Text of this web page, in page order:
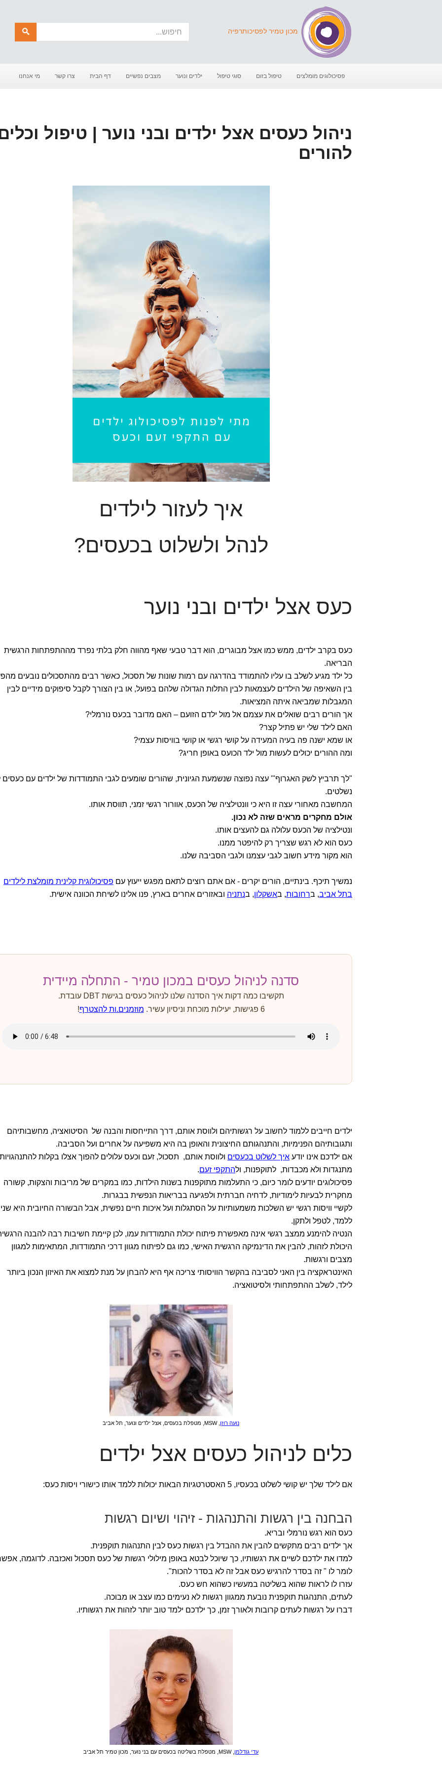
מכון טמיר לפסיכותרפיה
חיפוש
פסיכולוגים מומלצים טיפול בזום סוגי טיפול ילדים ונוער מצבים נפשיים דף הבית צרו קשר מי אנחנו
ניהול כעסים אצל ילדים ובני נוער | טיפול
להורים
איך לעזור לילדים
לנהל ולשלוט בכעסים?
כעס אצל ילדים ובני נוער
כעס בקרב ילדים, ממש כמו אצל מבוגרים, הוא דבר טבעי שאף מהווה חלק בלתי נפרד מההתפתחות הרגשית
הבריאה.
כל ילד מגיע לשלב בו עליו להתמודד בהדרגה עם רמות שונות של תסכול, כאשר רבים מהתסכולים נובעים
בין השאיפה של הילדים לעצמאות לבין התלות הגדולה שלהם בפועל, או בין הצורך לקבל סיפוקים מידיים לבין
המגבלות שמביאה איתה המציאות.
אך הורים רבים שואלים את עצמם אל מול ילדם הזועם – האם מדובר בכעס נורמלי?
האם לילד שלי יש פתיל קצר?
או שמא ישנה פה בעיה המעידה על קושי רגשי או קושי בוויסות עצמי?
ומה ההורים יכולים לעשות מול ילד הכועס באופן חריג?
"לך תרביץ לשק האגרוף"' עצה נפוצה שנשמעת הגיונית, שהורים שומעים לגבי התמודדות של ילדים עם כעסים
נשלטים.
המחשבה מאחורי עצה זו היא כי וונטילציה של הכעס, אוורור רגשי זמני, תווסת אותו.
אולם מחקרים מראים שזה לא נכון.
ונטילציה של הכעס עלולה גם להעצים אותו.
כעס הוא לא רגש שצריך רק להיפטר ממנו.
הוא מקור מידע חשוב לגבי עצמנו ולגבי הסביבה שלנו.
נמשיך תיכף. בינתיים, הורים יקרים - אם אתם רוצים לתאם מפגש ייעוץ עם פסיכולוגית קלינית מומלצת לילדים
בתל אביב, ברחובות, באשקלון, בנתניה ובאזורים אחרים בארץ, פנו אלינו לשיחת הכוונה אישית.
סדנה לניהול כעסים במכון טמיר - התחלה מיידית
תקשיבו כמה דקות איך הסדנה שלנו לניהול כעסים בגישת DBT עובדת.
6 פגישות, יעילות מוכחת וניסיון עשיר.
מוזמנים.ות להצטרף!
ילדים חייבים ללמוד לחשוב על רגשותיהם ולווסת אותם, דרך התייחסות והבנה של הסיטואציה, מחשבותיהם
ותגובותיהם הפנימיות, והתנהגותם החיצונית והאופן בה היא משפיעה על אחרים ועל הסביבה.
אם ילדכם אינו יודע איך לשלוט בכעסים ולווסת אותם, תסכול, זעם וכעס עלולים להפוך אצלו בקלות להתנהגויות
מתנגדות ולא מכבדות, לתוקפנות, ולהתקפי זעם.
פסיכולוגים יודעים לומר כיום, כי התעלמות מתוקפנות בשנות הילדות, כמו במקרים של מריבות והצקות, קשורה
מחקרית לבעיות לימודיות, לדחיה חברתית ולפגיעה בבריאות הנפשית בבגרות.
לקשיי וויסות רגשי יש השלכות משמעותיות על הסתגלות ועל איכות חיים נפשית, אבל הבשורה החיובית היא
ללמד, לטפל ולתקן.
הנטיה להימנע ממצב רגשי אינה מאפשרת פיתוח יכולת התמודדות עמו, לכן קיימת חשיבות רבה להבנה
היכולת לזהות, להבין את הדינמיקה הרגשית האישי, כמו גם לפיתוח מגוון דרכי התמודדות, המתאימות למגוון
מצבים ורגשות.
האינטראקציה בין האני לסביבה בהקשר הוויסותי צריכה אף היא להבחן על מנת למצוא את האיזון הנכון ביותר
לילד, לשלב ההתפתחותי ולסיטואציה.
נועה רוזן , MSW, מטפלת בכעסים, אצל ילדים ונוער, תל אביב
כלים לניהול כעסים אצל ילדים
אם לילד שלך יש קושי לשלוט בכעסיו, 5 האסטרטגיות הבאות יכולות ללמד אותו כישורי ויסות כעס:
הבחנה בין רגשות והתנהגות - זיהוי ושיום רגשות
כעס הוא רגש נורמלי ובריא.
אך ילדים רבים מתקשים להבין את ההבדל בין רגשות כעס לבין התנהגות תוקפנית.
למדו את ילדכם לשיים את רגשותיו, כך שיוכל לבטא באופן מילולי רגשות של כעס תסכול ואכזבה. לדוגמה,
לומר לו " זה בסדר להרגיש כעס אבל זה לא בסדר להכות".
עזרו לו לראות שהוא בשליטה במעשיו כשהוא חש כעס.
לעתים, התנהגות תוקפנית נובעת ממגוון רגשות לא נעימים כמו עצב או מבוכה.
דברו על רגשות לעתים קרובות ולאורך זמן, כך ילדכם ילמד טוב יותר לזהות את רגשותיו.
עדי גודלמן , MSW, מטפלת בשליטה בכעסים עם בני נוער, מכון טמיר תל אביב